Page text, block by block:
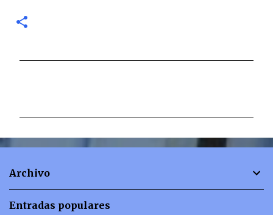
n
Archivo
Entradas populares